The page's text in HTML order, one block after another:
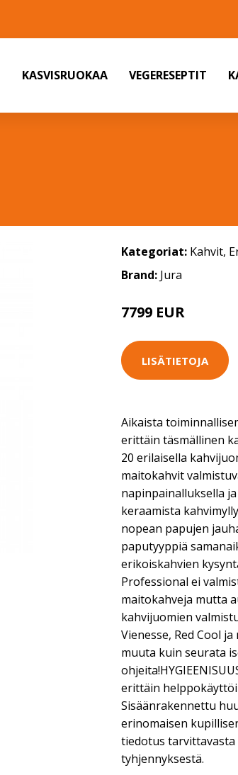
KASVISRUOKAA VEGERESEPTIT
Kategoriat: Kahvit,
Brand: Jura
7799 EUR
LISÄTIETOJA
Aikaista
erittäin täsmällinen
20 erilaisella
maitokahvit
napinpainalluksella
keraamista
nopean papujen
paputyyppiä
erikoiskahvien
Professional ei
maitokahveja mutta
kahvijuomien
Vienesse, Red Cool
muuta kuin seurata
erittäin
Sisäänrakennettu
erinomaisen
tiedotus
tyhjennyksestä.